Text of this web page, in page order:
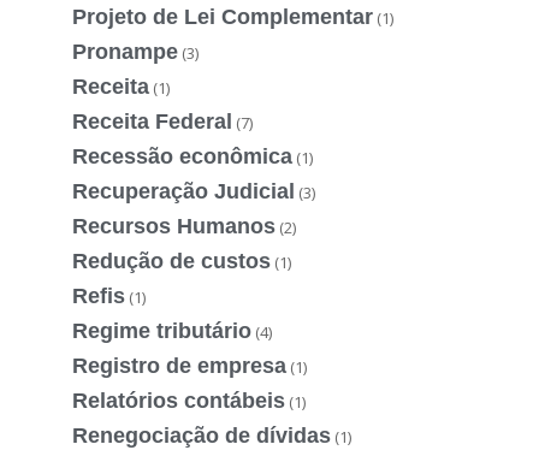
Projeto de Lei Complementar (1)
Pronampe (3)
Receita (1)
Receita Federal (7)
Recessão econômica (1)
Recuperação Judicial (3)
Recursos Humanos (2)
Redução de custos (1)
Refis (1)
Regime tributário (4)
Registro de empresa (1)
Relatórios contábeis (1)
Renegociação de dívidas (1)